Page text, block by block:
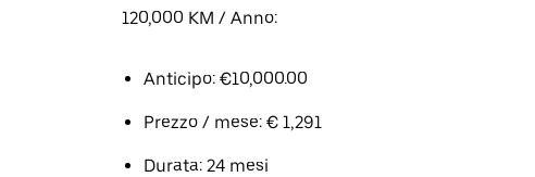
120,000 KM / Anno:
Anticipo: €10,000.00
Prezzo / mese: € 1,291
Durata: 24 mesi